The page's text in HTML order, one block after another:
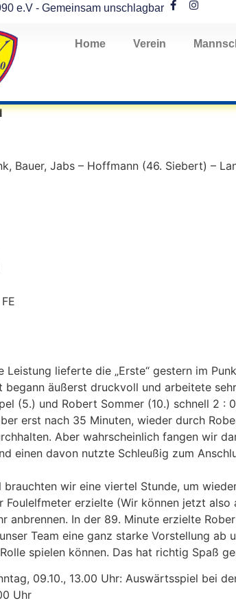
e.V - Gemeinsam unschlagbar
Home Verein
Bauer, Jabs – Hoffmann (46. Siebert) –
Leistung lieferte die „Erste“ gestern im
begann äußerst druckvoll und arbeitete
(5.) und Robert Sommer (10.) schnell 2 :
erst nach 35 Minuten, wieder durch
Aber wahrscheinlich fangen wir
einen davon nutzte Schleußig zum
brauchten wir eine viertel Stunde, um
Foulelfmeter erzielte (Wir können jetzt
anbrennen. In der 89. Minute erzielte
Team eine ganz starke Vorstellung
spielen können. Das hat richtig Spaß
09.10., 13.00 Uhr: Auswärtsspiel bei
Uhr